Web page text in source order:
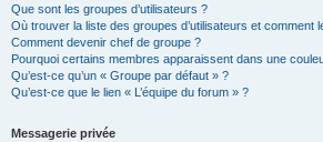
Que sont les groupes d’utilisateurs ?
Où trouver la liste des groupes d’utilisateurs et comment
Comment devenir chef de groupe ?
Pourquoi certains membres apparaissent dans une
Qu’est-ce qu’un « Groupe par défaut » ?
Qu’est-ce que le lien « L’équipe du forum » ?
Messagerie privée